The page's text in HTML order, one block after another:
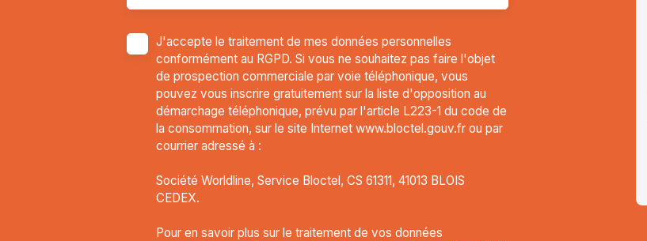
J'accepte le traitement de mes données personnelles
conformément au RGPD. Si vous ne souhaitez pas faire l'objet
de prospection commerciale par voie téléphonique, vous
pouvez vous inscrire gratuitement sur la liste d'opposition au
démarchage téléphonique, prévu par l'article L223-1 du code de
la consommation, sur le site Internet www.bloctel.gouv.fr ou par
courrier adressé à :
Société Worldline, Service Bloctel, CS 61311, 41013 BLOIS
CEDEX.
Pour en savoir plus sur le traitement de vos données